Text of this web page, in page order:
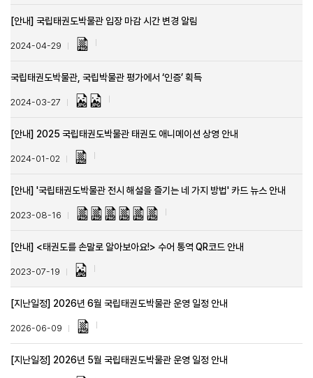
[안내] 국립태권도박물관 입장 마감 시간 변경 알림
2024-04-29
국립태권도박물관, 국립박물관 평가에서 ‘인증’ 획득
2024-03-27
[안내] 2025 국립태권도박물관 태권도 애니메이션 상영 안내
2024-01-02
[안내] '국립태권도박물관 전시 해설을 즐기는 네 가지 방법' 카드 뉴스 안내
2023-08-16
[안내] <태권도를 손말로 알아보아요!> 수어 통역 QR코드 안내
2023-07-19
[지난일정] 2026년 6월 국립태권도박물관 운영 일정 안내
2026-06-09
[지난일정] 2026년 5월 국립태권도박물관 운영 일정 안내